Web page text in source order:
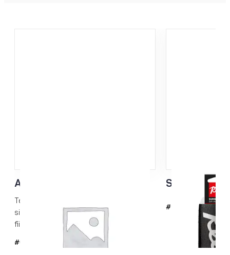
Akryylisikli 3mm
Terävät akryylisiklit kuumavoiteiden
siklaamiseen. Useita kuva-aiheita Rex-
fiiliksellä.
#6042
Suksipidike
#743-1